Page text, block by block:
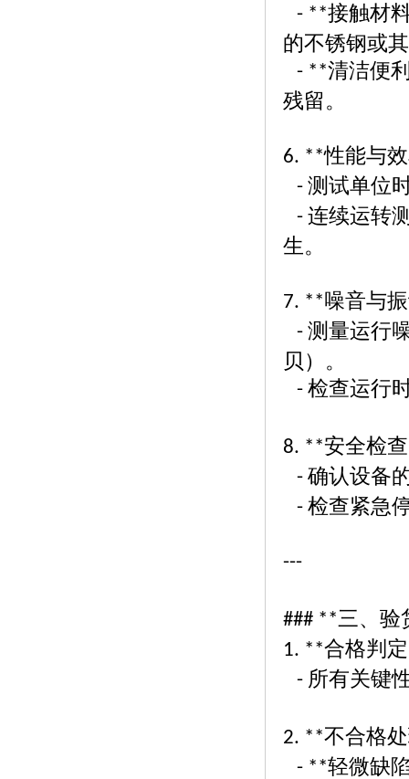
- **接触材
的不锈钢或
- **清洁便
残留。
6. **性能与
- 测试单位
- 连续运转
生。
7. **噪音与
- 测量运行
贝）。
- 检查运行
8. **安全检查
- 确认设备
- 检查紧急
---
### **三、验
1. **合格判定
- 所有关键
2. **不合格
- **轻微缺